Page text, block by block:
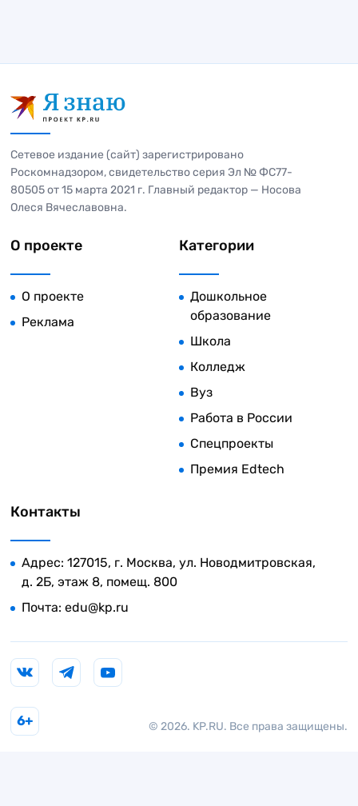
Сетевое издание (сайт) зарегистрировано
Роскомнадзором, свидетельство серия Эл № ФС77-
80505 от 15 марта 2021 г. Главный редактор — Носова
Олеся Вячеславовна.
О проекте
О проекте
Реклама
Категории
Дошкольное
образование
Школа
Колледж
Вуз
Работа в России
Спецпроекты
Премия Edtech
Контакты
Адрес: 127015, г. Москва, ул. Новодмитровская,
д. 2Б, этаж 8, помещ. 800
Почта: edu@kp.ru
© 2026. KP.RU. Все права защищены.
6+